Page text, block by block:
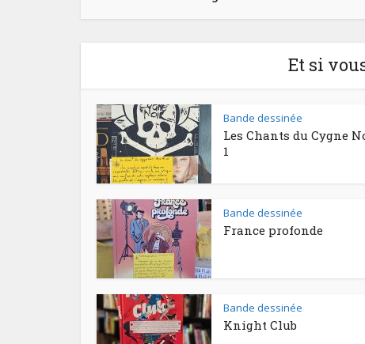
Et si
Bande dessinée
Les Chants du Cygne
1
Bande dessinée
France profonde
Bande dessinée
Knight Club